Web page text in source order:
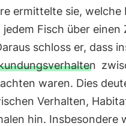
ermittelte sie, welche
Fisch über einen
schloss er, dass
waren. Dies
Verhalten,
hin. Insbesondere